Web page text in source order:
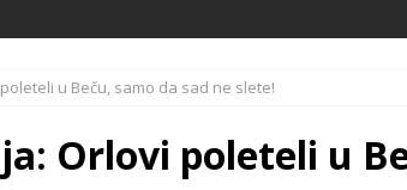
u Beču, samo da sad ne slete!
Orlovi poleteli u